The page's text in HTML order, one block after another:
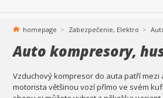
homepage Zabezpečenie, Elektro
Auto kompresory,
Vzduchový kompresor do auta patří mezi
motorista většinou vozí přímo ve svém